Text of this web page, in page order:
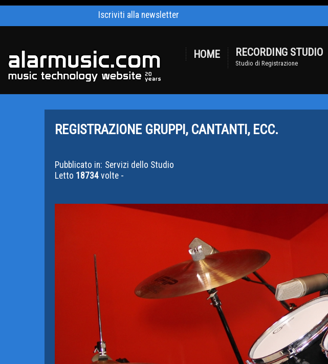
Iscriviti alla newsletter
HOME RECORDING STUDIO
Studio di Registrazione
REGISTRAZIONE GRUPPI, CANTANTI, ECC.
Pubblicato in: Servizi dello Studio
Letto 18734 volte -